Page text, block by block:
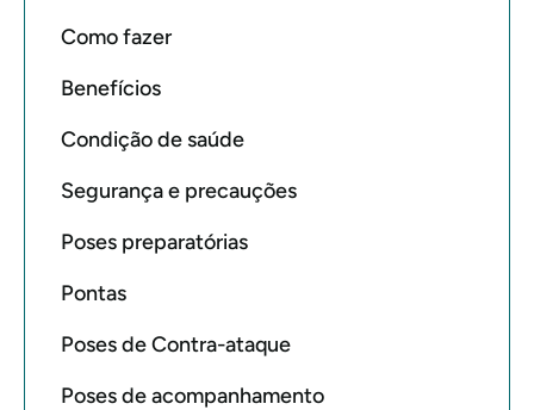
Como fazer
Benefícios
Condição de saúde
Segurança e precauções
Poses preparatórias
Pontas
Poses de Contra-ataque
Poses de acompanhamento